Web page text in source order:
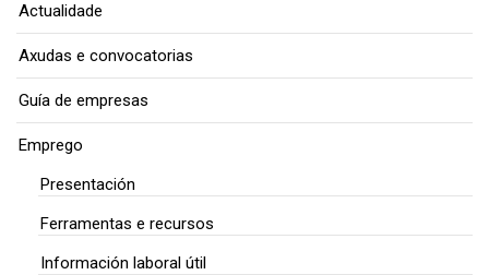
Actualidade
Axudas e convocatorias
Guía de empresas
Emprego
Presentación
Ferramentas e recursos
Información laboral útil